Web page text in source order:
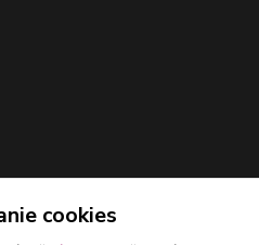
cookies